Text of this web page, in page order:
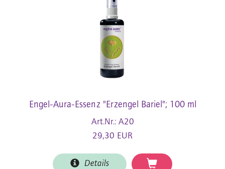
Engel-Aura-Essenz "Erzengel Bariel"; 100 ml
Art.Nr.: A20
29,30 EUR
Details